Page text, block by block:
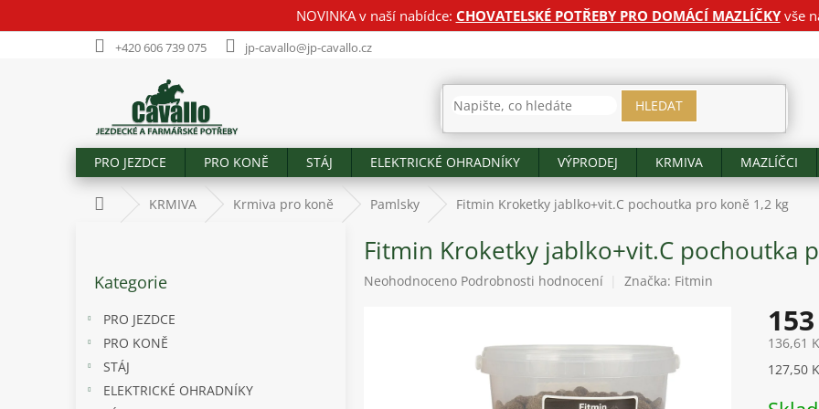
NOVINKA v naší nabídce: CHOVATELSKÉ POTŘEBY PRO DOMÁCÍ MAZLÍČKYvše
+420 606 739 075 jp-cavallo@jp-cavallo.cz
HLEDAT
PRO JEZDCE PRO KONĚ STÁJ ELEKTRICKÉ OHRADNÍKY VÝPRODEJ KRMIVA MAZLÍČCI
Domů KRMIVA Krmiva pro koně Pamlsky Fitmin Kroketky jablko+vit.C pochoutka pro koně 1,2 kg
kategorie
Kategorie
PRO JEZDCE
PRO KONĚ
STÁJ
ELEKTRICKÉ OHRADNÍKY
Fitmin Kroketky jablko+vit.C pochoutka
Průměrné
Neohodnoceno Podrobnosti hodnocení Značka: Fitmin
136,61
Měrná
127,50